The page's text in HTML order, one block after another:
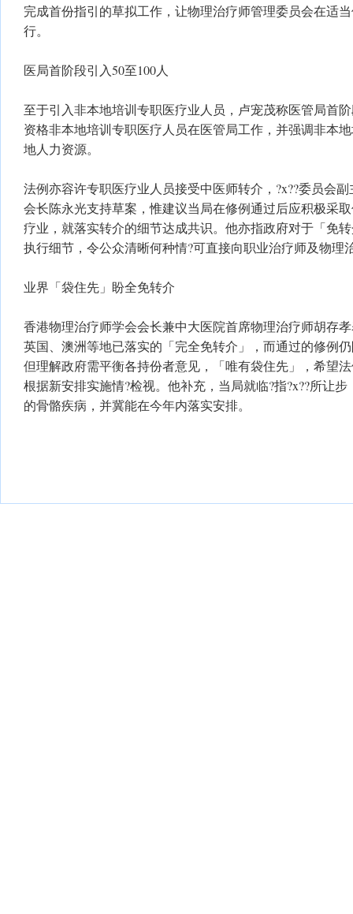
完成首份指引的草拟工作，让物理治疗师管理委员会在适
行。
医局首阶段引入50至100人
至于引入非本地培训专职医疗业人员，卢宠茂称医管局首
资格非本地培训专职医疗人员在医管局工作，并强调非本
地人力资源。
法例亦容许专职医疗业人员接受中医师转介，?x??委员会
会长陈永光支持草案，惟建议当局在修例通过后应积极采
疗业，就落实转介的细节达成共识。他亦指政府对于「免
执行细节，令公众清晰何种情?可直接向职业治疗师及物理
业界「袋住先」盼全免转介
香港物理治疗师学会会长兼中大医院首席物理治疗师胡存
英国、澳洲等地已落实的「完全免转介」，而通过的修例
但理解政府需平衡各持份者意见，「唯有袋住先」，希望
根据新安排实施情?检视。他补充，当局就临?指?x??所让
的骨骼疾病，并冀能在今年内落实安排。